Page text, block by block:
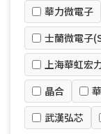
華力微電子
士蘭微電子
上海華虹宏
晶合
武漢弘芯